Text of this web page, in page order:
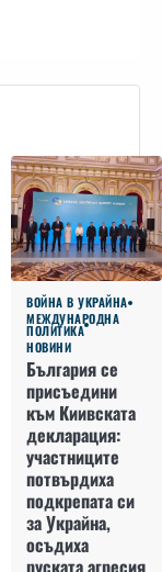
ВОЙНА В УКРАЙНА
МЕЖДУНАРОДНА
ПОЛИТИКА
НОВИНИ
България се
присъедини
към Киивската
декларация:
участниците
потвърдиха
подкрепата си
за Украйна,
осъдиха